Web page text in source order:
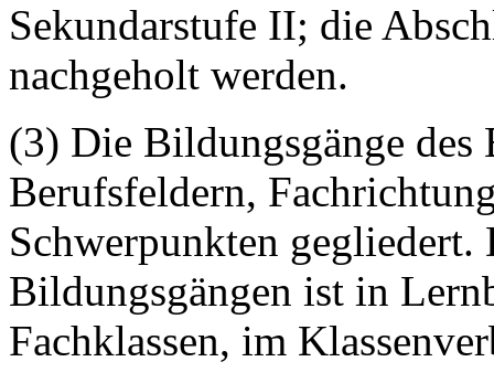
Sekundarstufe II; die
nachgeholt werden.
(3) Die Bildungsgänge des
Berufsfeldern,
Schwerpunkten
Bildungsgängen ist in
Fachklassen, im